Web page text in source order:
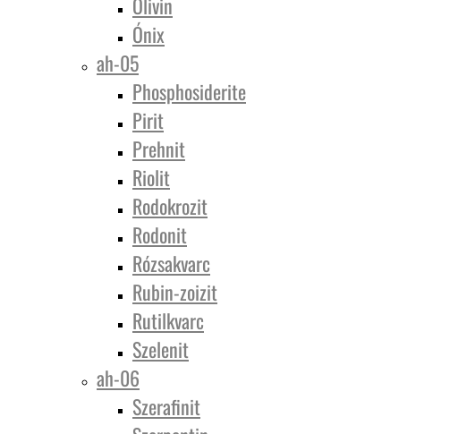
Ónix
ah-05
Phosphosiderite
Pirit
Prehnit
Riolit
Rodokrozit
Rodonit
Rózsakvarc
Rubin-zoizit
Rutilkvarc
Szelenit
ah-06
Szerafinit